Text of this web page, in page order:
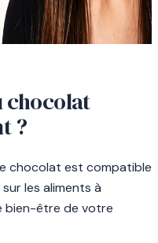
chocolat
?
chocolat est compatible
les aliments à
bien-être de votre